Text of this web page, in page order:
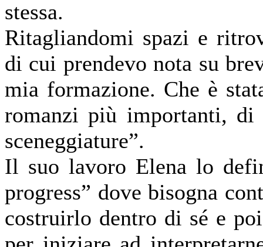
stessa.
Ritagliandomi spazi e
di cui prendevo nota su
mia formazione. Che è
romanzi più importanti,
sceneggiature”.
Il suo lavoro Elena lo
progress” dove bisogna
costruirlo dentro di sé e